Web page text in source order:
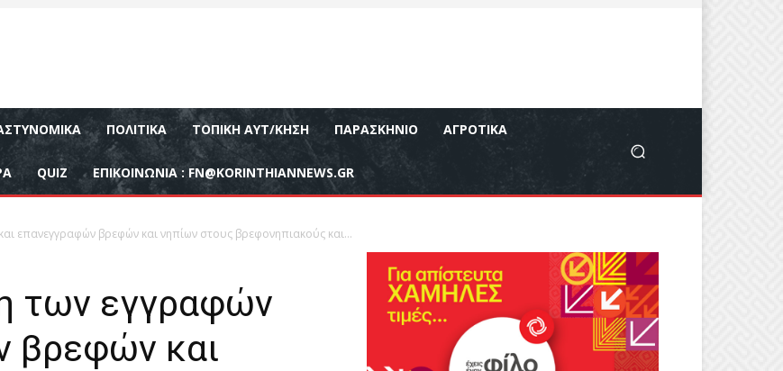
ΠΟΛΙΤΙΚΆ ΤΟΠΙΚΉ ΑΥΤ/ΚΗΣΗ ΠΑΡΑΣΚΉΝΙΟ ΑΓΡΟΤΙΚΆ
QUIZ ΕΠΙΚΟΙΝΩΝΊΑ : FN@KORINTHIANNEWS.GR
επανεγγραφών βρεφών και νηπίων στους βρεφονηπιακούς και...
των εγγραφών
βρεφών και